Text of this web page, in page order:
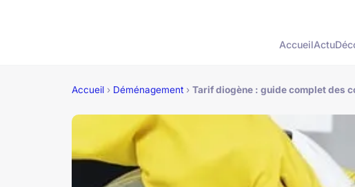
AccueilActu
Accueil › Déménagement › Tarif diogène : guide complet des